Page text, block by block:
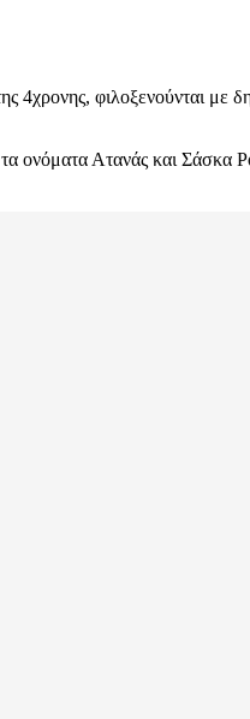
4χρονης, φιλοξενούνται
Ατανάς και Σάσκα